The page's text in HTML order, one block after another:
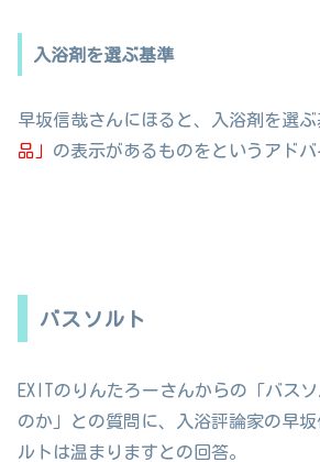
入浴剤を選ぶ基準
早坂信哉さんにほると、入浴剤を選ぶ
品」 の表示があるものをというアドバ
バスソルト
EXITのりんたろーさんからの「バス
のか」との質問に、入浴評論家の早
ルトは温まりますとの回答。